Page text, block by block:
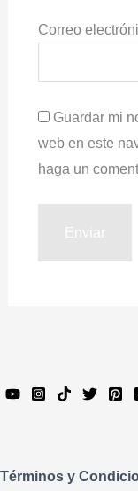
Correo
Guardar mi
web en este
haga un
Términos y